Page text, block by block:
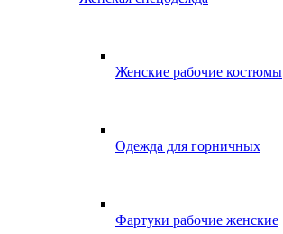
Женские рабочие костюмы
Одежда для горничных
Фартуки рабочие женские